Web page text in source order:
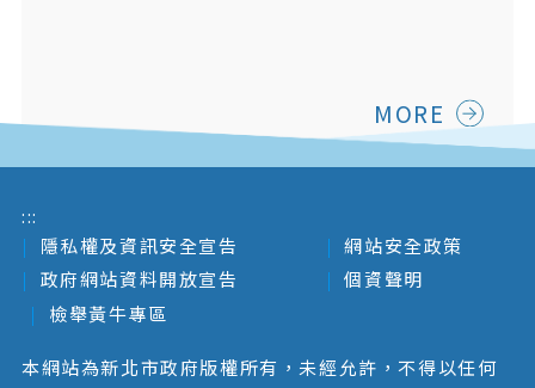
MORE
:::
隱私權及資訊安全宣告
網站安全政策
政府網站資料開放宣告
個資聲明
檢舉黃牛專區
本網站為新北市政府版權所有，未經允許，不得以任何